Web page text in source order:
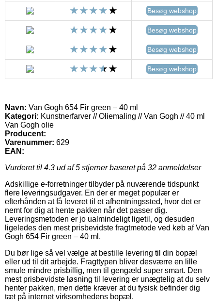
Besøg webshop
Besøg webshop
Besøg webshop
Besøg webshop
Navn: Van Gogh 654 Fir green – 40 ml
Kategori: Kunstnerfarver // Oliemaling // Van Gogh // 40 ml
Van Gogh olie
Producent:
Varenummer: 629
EAN:
Vurderet til 4.3 ud af 5 stjerner baseret på 32 anmeldelser
Adskillige e-forretninger tilbyder på nuværende tidspunkt
flere leveringsudgaver. En der er meget populær er
efterhånden at få leveret til et afhentningssted, hvor det er
nemt for dig at hente pakken når det passer dig.
Leveringsmetoden er jo ualmindeligt ligetil, og desuden
ligeledes den mest prisbevidste fragtmetode ved køb af Van
Gogh 654 Fir green – 40 ml.
Du bør lige så vel vælge at bestille levering til din bopæl
eller ud til dit arbejde. Fragttypen bliver desværre en lille
smule mindre prisbillig, men til gengæld super smart. Den
mest prisbevidste løsning til levering er unægtelig at du selv
henter pakken, men dette kræver at du fysisk befinder dig
tæt på internet virksomhedens bopæl.